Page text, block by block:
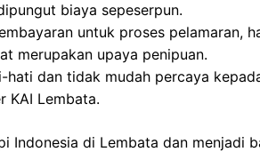
biaya sepeserpun.
untuk proses pelamaran,
merupakan upaya penipuan.
hati dan tidak mudah percaya
KAI Lembata.
Indonesia di Lembata dan menjadi